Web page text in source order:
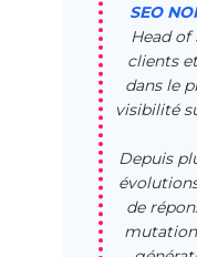
SEO
Head of
clients
dans le
visibilité
Depuis
de